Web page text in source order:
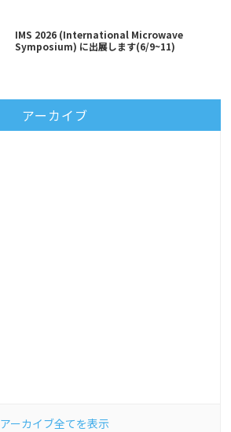
IMS 2026 (International Microwave
Symposium) に出展します(6/9~11)
アーカイブ
アーカイブ全てを表示